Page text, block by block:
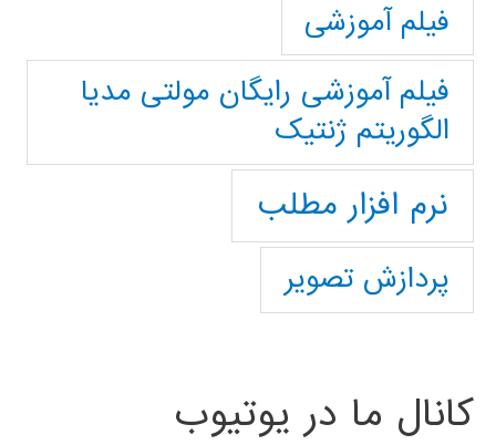
فیلم آموزشی
فیلم آموزشی رایگان مولتی مدیا
الگوریتم ژنتیک
نرم افزار مطلب
پردازش تصویر
کانال ما در یوتیوب